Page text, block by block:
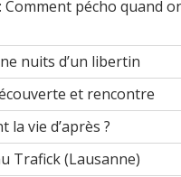
Comment pécho quand
nuits d’un libertin
et rencontre
la vie d’après ?
Trafick (Lausanne)